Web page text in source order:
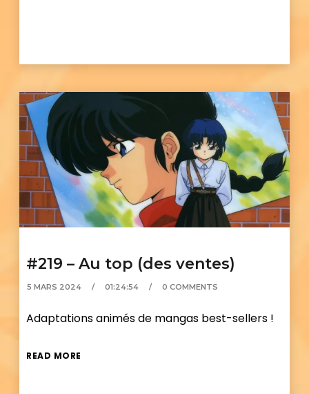
#219 – Au top (des ventes)
5 MARS 2024 01:24:54 0 COMMENTS
Adaptations animés de mangas best-sellers !
READ MORE